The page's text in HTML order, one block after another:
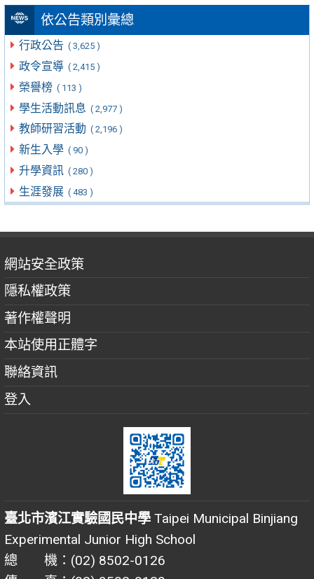
依公告類別彙總
行政公告 ( 3,625 )
政令宣導 ( 2,415 )
榮譽榜 ( 113 )
學生活動訊息 ( 2,977 )
教師研習活動 ( 2,196 )
新生入學 ( 90 )
升學資訊 ( 280 )
生涯發展 ( 483 )
網站安全政策
隱私權政策
著作權聲明
本站使用正體字
聯絡資訊
登入
臺北市濱江實驗國民中學 Taipei Municipal Binjiang
Experimental Junior High School
總 機：(02) 8502-0126